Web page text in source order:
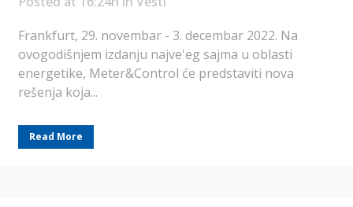
Frankfurt, 29. novembar - 3. decembar 2022. Na
ovogodišnjem izdanju najve'eg sajma u oblasti
energetike, Meter&Control će predstaviti nova
rešenja koja...
Read More